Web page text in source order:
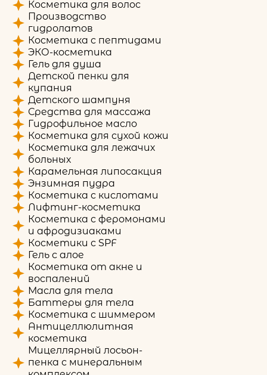
Косметика для волос
Производство
гидролатов
Косметика с пептидами
ЭКО-косметика
Гель для душа
Детской пенки для
купания
Детского шампуня
Средства для массажа
Гидрофильное масло
Косметика для сухой кожи
Косметика для лежачих
больных
Карамельная липосакция
Энзимная пудра
Косметика с кислотами
Лифтинг-косметика
Косметика с феромонами
и афродизиаками
Косметики с SPF
Гель с алое
Косметика от акне и
воспалений
Масла для тела
Баттеры для тела
Косметика с шиммером
Антицеллюлитная
косметика
Мицеллярный лосьон-
пенка с минеральным